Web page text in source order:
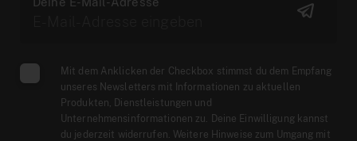
Mit dem Anklicken der Checkbox stimmst du dem Empfang
unseres Newsletters mit Informationen zu aktuellen
Produkten, Dienstleistungen und
Unternehmensinformationen zu. Deine Einwilligung kannst
du jederzeit widerrufen. Weitere Hinweise zum Umgang mit